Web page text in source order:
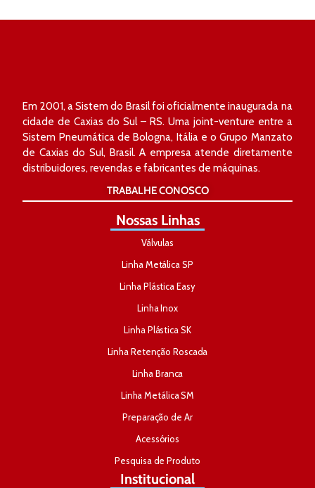
Em 2001, a Sistem do Brasil foi oficialmente inaugurada na
cidade de Caxias do Sul – RS. Uma joint-venture entre a
Sistem Pneumática de Bologna, Itália e o Grupo Manzato
de Caxias do Sul, Brasil. A empresa atende diretamente
distribuidores, revendas e fabricantes de máquinas.
TRABALHE CONOSCO
Nossas Linhas
Válvulas
Linha Metálica SP
Linha Plástica Easy
Linha Inox
Linha Plástica SK
Linha Retenção Roscada
Linha Branca
Linha Metálica SM
Preparação de Ar
Acessórios
Pesquisa de Produto
Institucional